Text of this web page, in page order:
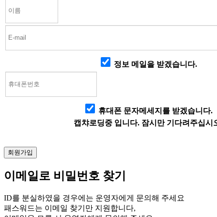
정보 메일을 받겠습니다.
휴대폰 문자메세지를 받겠습니다.
캡챠로딩중 입니다. 잠시만 기다려주십시
이메일로 비밀번호 찾기
ID를 분실하였을 경우에는 운영자에게 문의해 주세요
패스워드는 이메일 찾기만 지원합니다,